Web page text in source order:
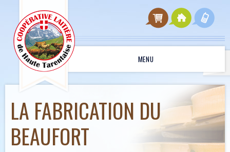
MENU
LA FABRICATION DU
BEAUFORT